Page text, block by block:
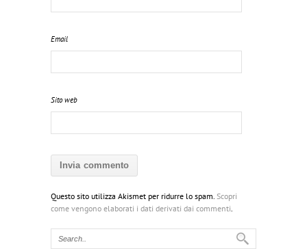
Email
Sito web
Questo sito utilizza Akismet per ridurre lo spam. Scopri
come vengono elaborati i dati derivati dai commenti.